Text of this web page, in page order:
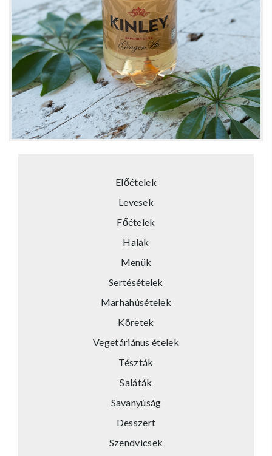
Előételek
Levesek
Főételek
Halak
Menük
Sertésételek
Marhahúsételek
Köretek
Vegetáriánus ételek
Tészták
Saláták
Savanyúság
Desszert
Szendvicsek